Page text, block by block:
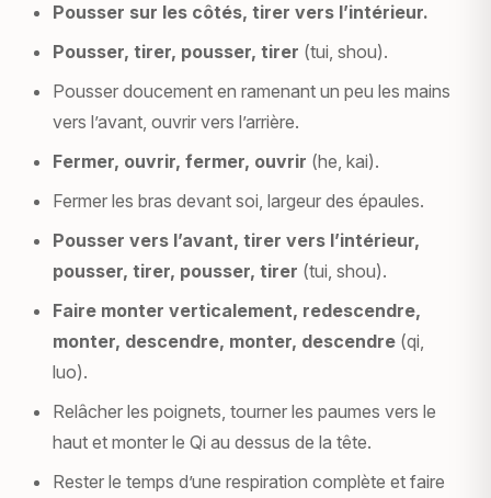
Pousser sur les côtés, tirer vers l’intérieur.
Pousser, tirer, pousser, tirer (tui, shou).
Pousser doucement en ramenant un peu les mains
vers l’avant, ouvrir vers l’arrière.
Fermer, ouvrir, fermer, ouvrir (he, kai).
Fermer les bras devant soi, largeur des épaules.
Pousser vers l’avant, tirer vers l’intérieur,
pousser, tirer, pousser, tirer (tui, shou).
Faire monter verticalement, redescendre,
monter, descendre, monter, descendre (qi,
luo).
Relâcher les poignets, tourner les paumes vers le
haut et monter le Qi au dessus de la tête.
Rester le temps d’une respiration complète et faire